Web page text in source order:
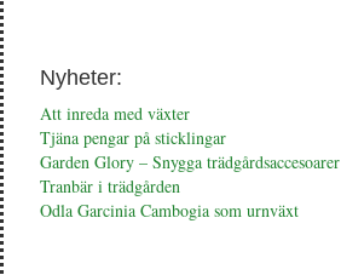
Nyheter:
Att inreda med växter
Tjäna pengar på sticklingar
Garden Glory – Snygga trädgårdsaccesoarer
Tranbär i trädgården
Odla Garcinia Cambogia som urnväxt